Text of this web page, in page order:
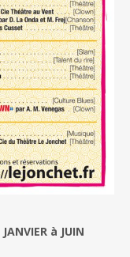
JANVIER à JUIN